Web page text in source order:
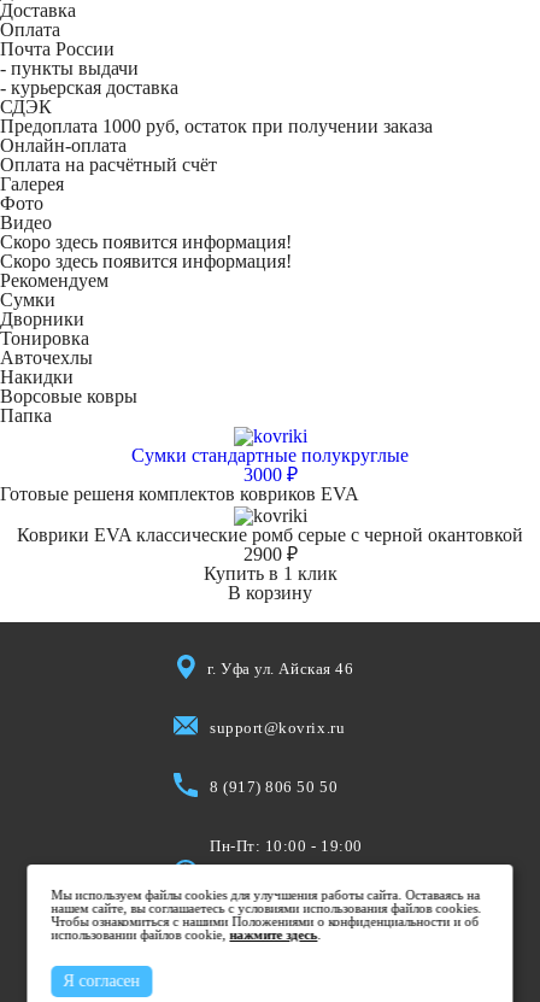
Доставка
Оплата
Почта России
- пункты выдачи
- курьерская доставка
СДЭК
Предоплата 1000 руб, остаток при получении заказа
Онлайн-оплата
Оплата на расчётный счёт
Галерея
Фото
Видео
Скоро здесь появится информация!
Скоро здесь появится информация!
Рекомендуем
Сумки
Дворники
Тонировка
Авточехлы
Накидки
Ворсовые ковры
Папка
Сумки стандартные полукруглые
3000 ₽
Готовые решеня комплектов ковриков EVA
Коврики EVA классические ромб серые с черной окантовкой
2900 ₽
Купить в 1 клик
В корзину
г. Уфа ул. Айская 46
support@kovrix.ru
8 (917) 806 50 50
Пн-Пт: 10:00 - 19:00
Вс: Выходной
Мы используем файлы cookies для улучшения работы сайта. Оставаясь на
нашем сайте, вы соглашаетесь с условиями использования файлов cookies.
Чтобы ознакомиться с нашими Положениями о конфиденциальности и об
использовании файлов cookie,нажмите здесь.
Я согласен